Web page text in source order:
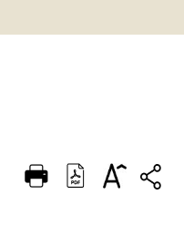
DEUTSCH